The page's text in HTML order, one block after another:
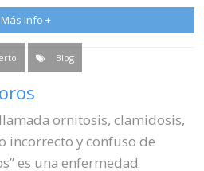
Más Info +
Blog
ornitosis, clamidosis,
incorrecto y confuso de
es una enfermedad